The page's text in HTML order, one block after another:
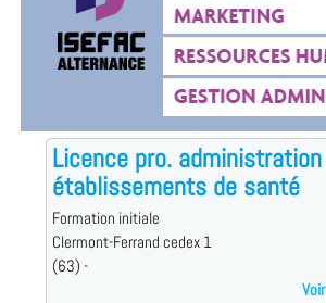
Licence pro.
établissements de santé
Formation initiale
Clermont-Ferrand cedex 1
(63) -